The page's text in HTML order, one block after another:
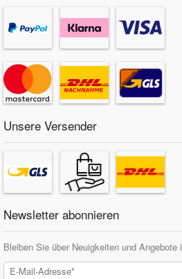
Unsere Versender
Newsletter abonnieren
Bleiben Sie über Neuigkeiten und Angebote